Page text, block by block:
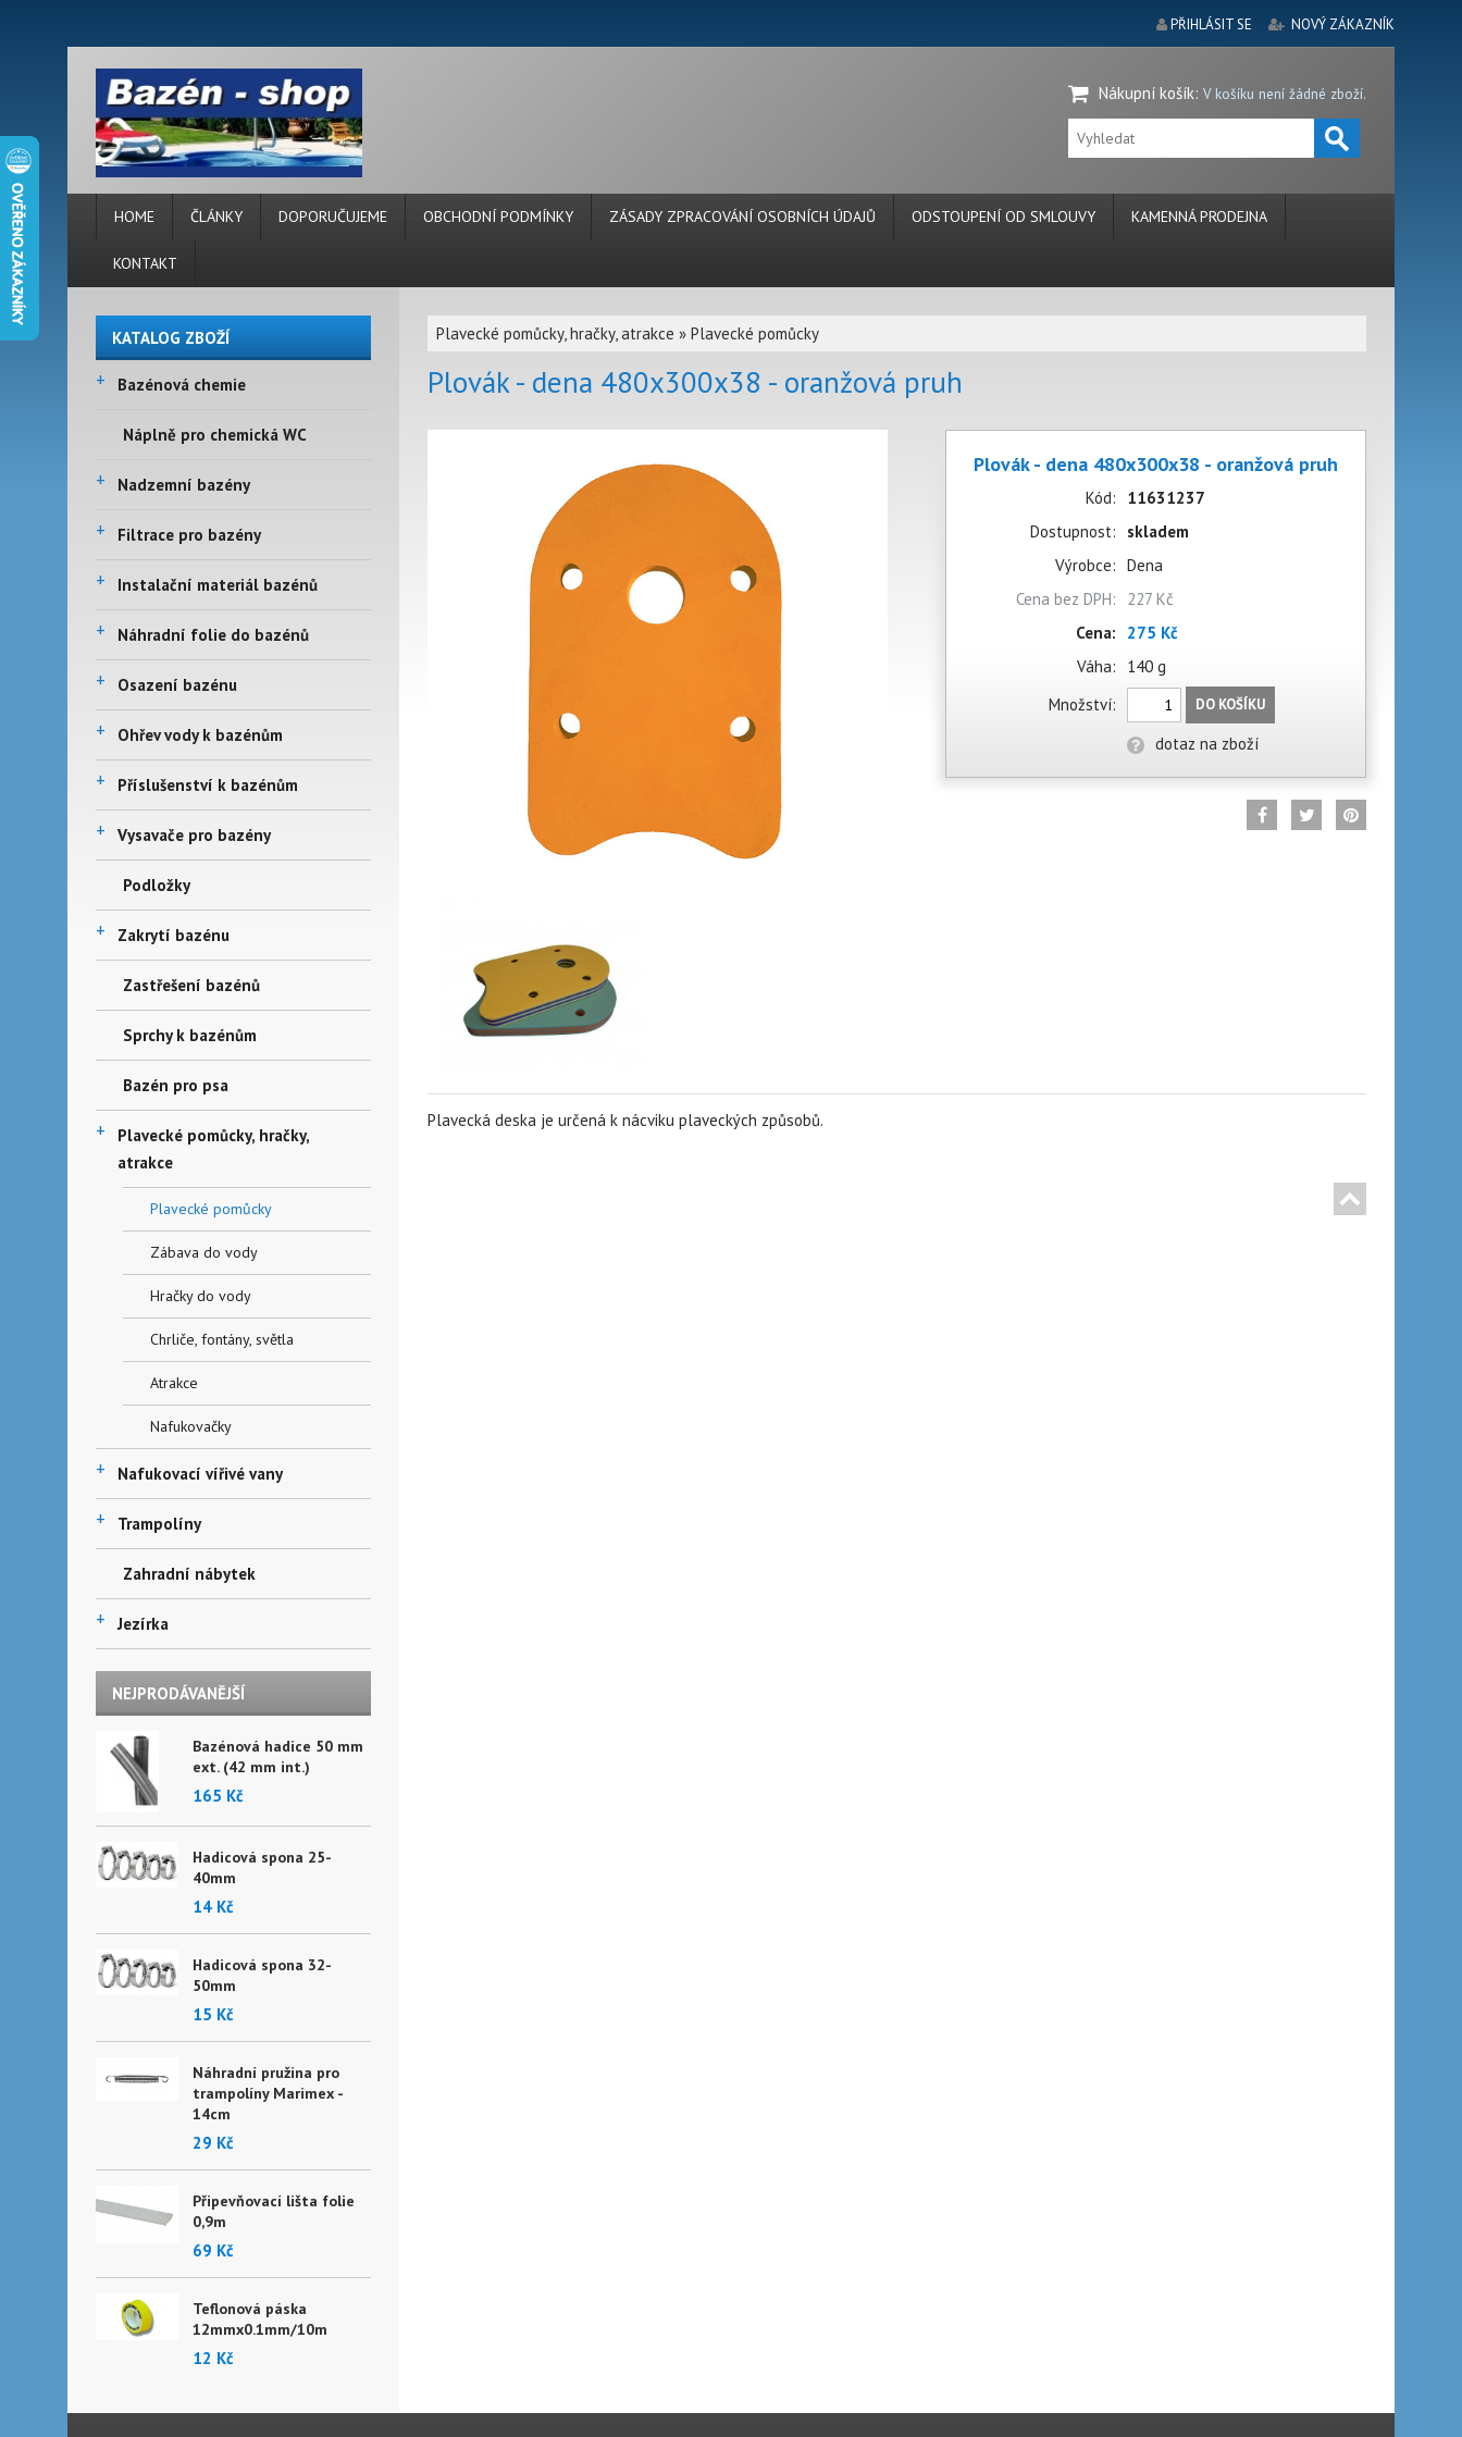
PŘIHLÁSIT SE NOVÝ ZÁKAZNÍK
Nákupní košík: V košíku není žádné zboží.
HOME ČLÁNKY DOPORUČUJEME OBCHODNÍ PODMÍNKY ZÁSADY ZPRACOVÁNÍ OSOBNÍCH ÚDAJŮ ODSTOUPENÍ OD SMLOUVY KAMENNÁ PRODEJNA
KONTAKT
KATALOG ZBOŽÍ
+ Bazénová chemie
Náplně pro chemická WC
+ Nadzemní bazény
+ Filtrace pro bazény
+ Instalační materiál bazénů
+ Náhradní folie do bazénů
+ Osazení bazénu
+ Ohřev vody k bazénům
+ Příslušenství k bazénům
+ Vysavače pro bazény
Podložky
+ Zakrytí bazénu
Zastřešení bazénů
Sprchy k bazénům
Bazén pro psa
+
Plavecké pomůcky, hračky,
atrakce
Plavecké pomůcky
Zábava do vody
Hračky do vody
Chrliče, fontány, světla
Atrakce
Nafukovačky
+ Nafukovací vířivé vany
+ Trampolíny
Zahradní nábytek
+ Jezírka
NEJPRODÁVANĚJŠÍ
Bazénová hadice 50 mm
ext. (42 mm int.)
165 Kč
Hadicová spona 25-
40mm
14 Kč
Hadicová spona 32-
50mm
15 Kč
Náhradní pružina pro
trampolíny Marimex -
14cm
29 Kč
Připevňovací lišta folie
0,9m
69 Kč
Teflonová páska
12mmx0.1mm/10m
12 Kč
Plavecké pomůcky, hračky, atrakce » Plavecké pomůcky
Plovák - dena 480x300x38 - oranžová pruh
Plovák - dena 480x300x38 - oranžová pruh
Kód:
11631237
Dostupnost:
skladem
Výrobce: Dena
Cena bez DPH:
227 Kč
Cena:
275 Kč
Váha:
140 g
Množství:
DO KOŠÍKU
dotaz na zboží
Plavecká deska je určená k nácviku plaveckých způsobů.